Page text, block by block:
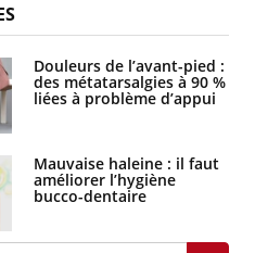
Douleurs de l’avant-pied :
des métatarsalgies à 90 %
liées à problème d’appui
Mauvaise haleine : il faut
améliorer l’hygiène
bucco-dentaire